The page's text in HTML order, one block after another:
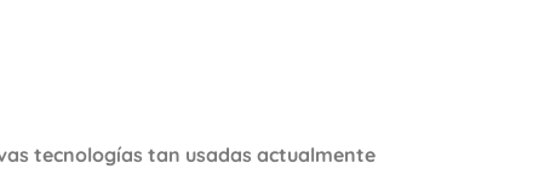
tecnologías tan usadas actualmente